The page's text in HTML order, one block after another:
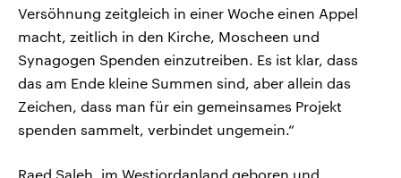
Versöhnung zeitgleich in einer Woche einen Appel
macht, zeitlich in den Kirche, Moscheen und
Synagogen Spenden einzutreiben. Es ist klar, dass
das am Ende kleine Summen sind, aber allein das
Zeichen, dass man für ein gemeinsames Projekt
spenden sammelt, verbindet ungemein.“
Raed Saleh, im Westjordanland geboren und